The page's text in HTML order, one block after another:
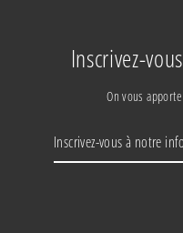
Inscrivez-
On vous
Inscrivez-